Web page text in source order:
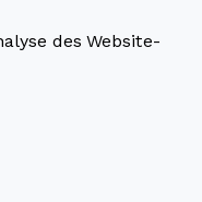
des Website-